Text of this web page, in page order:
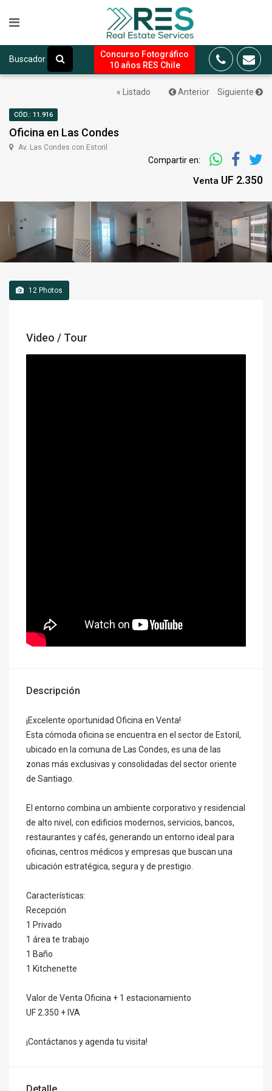
Buscador
Concurso Fotográfico
10 años RES Chile
« Listado Anterior Siguiente
CÓD.: 11.916
Oficina en Las Condes
Av. Las Condes con Estoril
Compartir en:
Venta UF 2.350
12 Photos
Video / Tour
Descripción
¡Excelente oportunidad Oficina en Venta!
Esta cómoda oficina se encuentra en el sector de Estoril,
ubicado en la comuna de Las Condes, es una de las
zonas más exclusivas y consolidadas del sector oriente
de Santiago.
El entorno combina un ambiente corporativo y residencial
de alto nivel, con edificios modernos, servicios, bancos,
restaurantes y cafés, generando un entorno ideal para
oficinas, centros médicos y empresas que buscan una
ubicación estratégica, segura y de prestigio.
Características:
Recepción
1 Privado
1 área te trabajo
1 Baño
1 Kitchenette
Valor de Venta Oficina + 1 estacionamiento
UF 2.350 + IVA
¡Contáctanos y agenda tu visita!